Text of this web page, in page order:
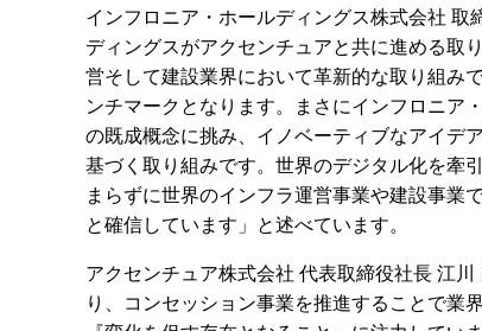
インフロニア・ホールディングス株式会社
ディングスがアクセンチュアと共に進める取
営そして建設業界において革新的な取り組み
ンチマークとなります。まさにインフロニア
の既成概念に挑み、イノベーティブなアイデ
基づく取り組みです。世界のデジタル化を牽
まらずに世界のインフラ運営事業や建設事業
と確信しています」と述べています。
アクセンチュア株式会社 代表取締役社長 江
り、コンセッション事業を推進することで業